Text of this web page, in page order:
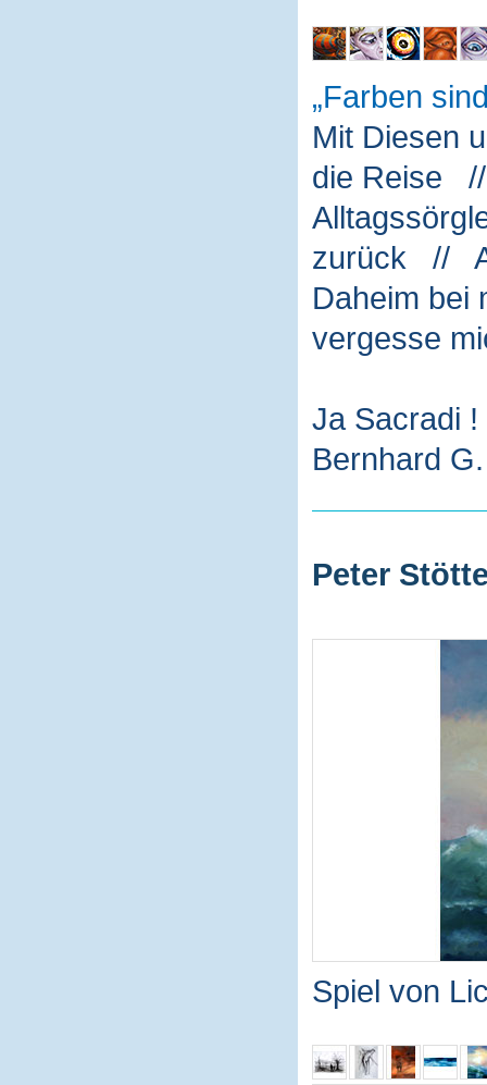
Farben
Mit Diesen
die Reise
zurück //
Daheim
vergesse
Ja Sacradi
Bernhard
Peter
Spiel von